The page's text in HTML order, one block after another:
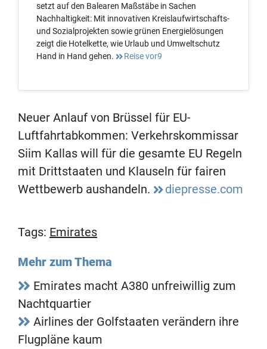
setzt auf den Balearen Maßstäbe in Sachen
Nachhaltigkeit: Mit innovativen Kreislaufwirtschafts-
und Sozialprojekten sowie grünen Energielösungen
zeigt die Hotelkette, wie Urlaub und Umweltschutz
Hand in Hand gehen.
Reise vor9
Neuer Anlauf von Brüssel für EU-
Luftfahrtabkommen: Verkehrskommissar
Siim Kallas will für die gesamte EU Regeln
mit Drittstaaten und Klauseln für fairen
Wettbewerb aushandeln.
diepresse.com
Tags: Emirates
Mehr zum Thema
Emirates macht A380 unfreiwillig zum
Nachtquartier
Airlines der Golfstaaten verändern ihre
Flugpläne kaum